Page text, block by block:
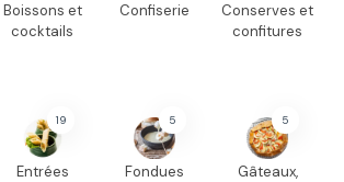
Boissons et
cocktails
Confiserie
Conserves et
confitures
19
Entrées
5
Fondues
5
Gâteaux,